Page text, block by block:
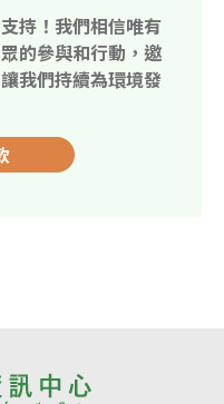
持！我們相信唯有
的參與和行動，邀
我們持續為環境發